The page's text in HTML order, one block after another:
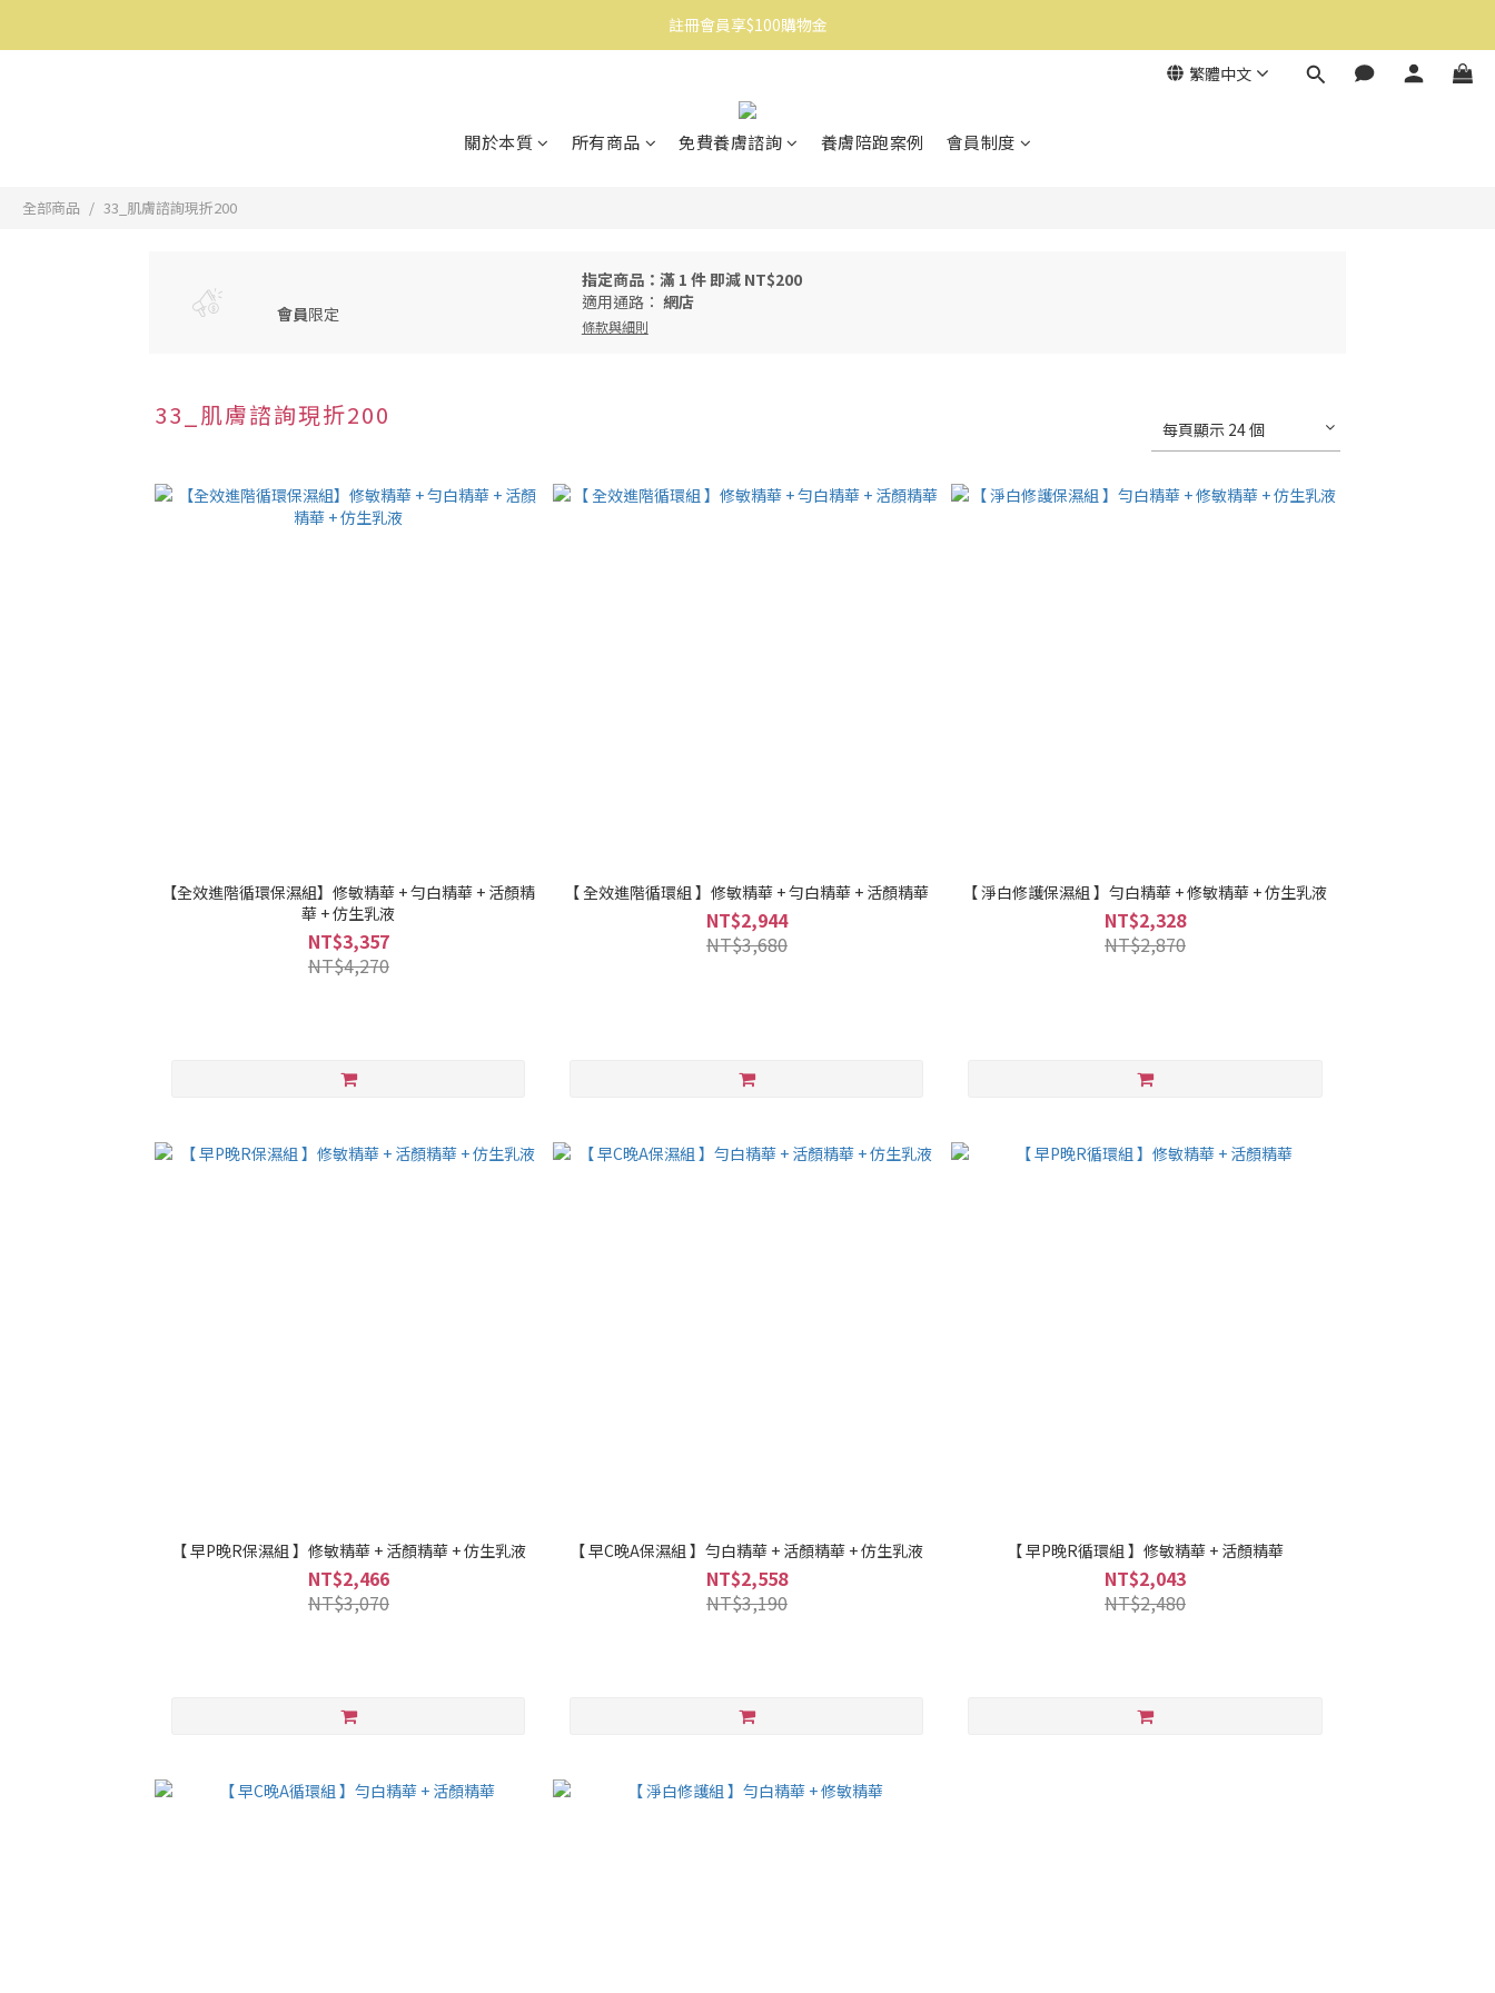
消費滿$1500免運
註冊會員享$100購物金
繁體中文
關於本質 所有商品 免費養膚諮詢 養膚陪跑案例 會員制度
全部商品 33_肌膚諮詢現折200
會員限定
指定商品：滿 1 件 即減 NT$200
適用通路： 網店
條款與細則
33_肌膚諮詢現折200 每頁顯示 24 個
【全效進階循環保濕組】修敏精華 + 勻白精華 + 活顏精
華 + 仿生乳液
NT$3,357
NT$4,270
【 全效進階循環組 】修敏精華 + 勻白精華 + 活顏精華
NT$2,944
NT$3,680
【 淨白修護保濕組 】勻白精華 + 修敏精華 + 仿生乳液
NT$2,328
NT$2,870
【 早P晚R保濕組 】修敏精華 + 活顏精華 + 仿生乳液
NT$2,466
NT$3,070
【 早C晚A保濕組 】勻白精華 + 活顏精華 + 仿生乳液
NT$2,558
NT$3,190
【 早P晚R循環組 】修敏精華 + 活顏精華
NT$2,043
NT$2,480